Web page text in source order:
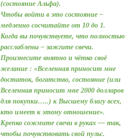
(состояние Альфа).
Чтобы войти в это состояние –
медленно сосчитайте от 10 до 1.
Когда вы почувствуете, что полностью
расслаблены – зажгите свечи.
Произнесите внятно и чётко своё
желание : «Вселенная приносит мне
достаток, богатство, состояние (или
Вселенная приносит мне 2000 долларов
для покупки…..) к Высшему благу всех,
кто имеет к этому отношение».
Крепко сожмите свечи в руках — так,
чтобы почувствовать свой пульс.